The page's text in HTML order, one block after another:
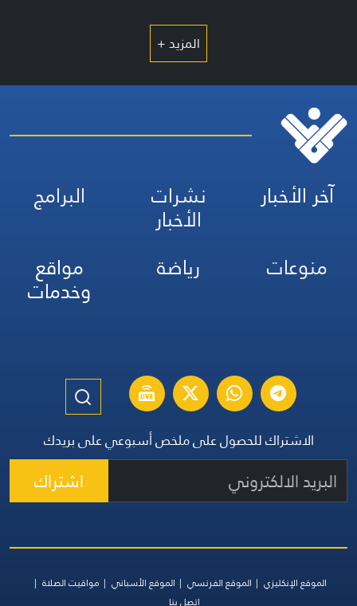
المزيد +
آخر الأخبار نشرات
الأخبار
البرامج
منوعات
رياضة مواقع
وخدمات
الاشتراك للحصول على ملخص أسبوعي على بريدك
اشتراك
الموقع الإنكليزي الموقع الفرنسي الموقع الأسباني
مواقيت الصلاة
اتصل بنا